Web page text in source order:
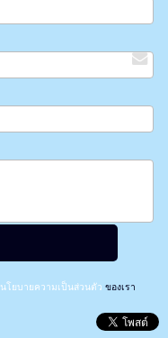
นโยบายความเป็นส่วนตัว ของเรา